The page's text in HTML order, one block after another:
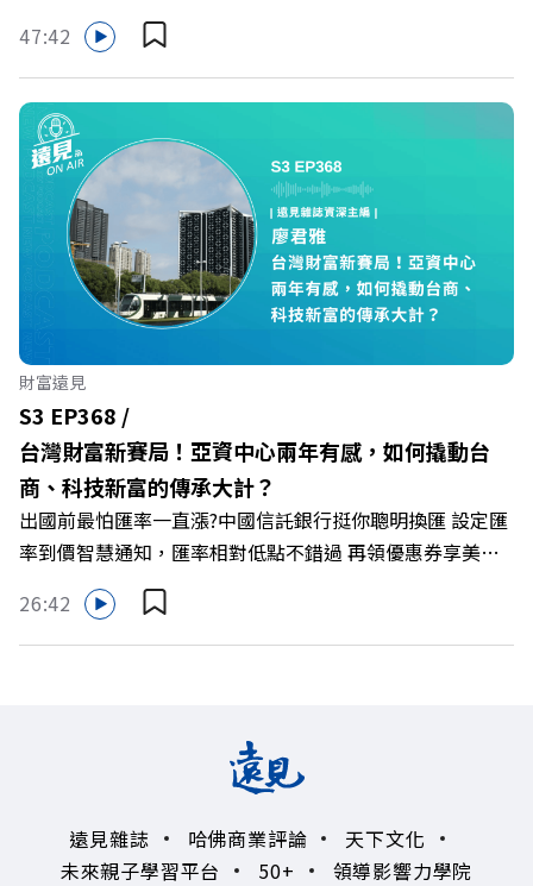
最高減3分等優惠 立即設定： https://fstry.pse.is/9d7lr7
投資外幣如幣別轉換可能產生匯兌損失，應評估涉及自身情
況審慎投資。 完整注意事項詳見網站資訊。 —— 以上為
Firstory Podcast 廣告 —— 在永續減碳、綠色消費與友善
職場的變革浪潮下，傳統大流量、高耗能的百貨零售業該如
何轉型突圍？ 本集《遠見ON AIR》邀請到遠東SOGO百貨
董事長黃晴雯，帶你解析遠東SOGO如何透過戰略布局，打
造出兼顧企業獲利與社會共好的綠色零售新契機！ 🔺如何
從單純百貨專櫃轉型為有溫度的利他平台？ 🔺最難節能的
零售業如何落實「EP100」能效倍增計畫？ 🔺成功推動育
嬰留停、男同仁樂意成家！驚豔業界的「生育代理人制度」
🔺最有人情味的文化橋梁！從社會創新到經典「日本展」的
共好實踐 主持人／遠見雜誌副社長兼遠見智庫總編輯 李建
興 與談人／遠東SOGO百貨董事長 黃晴雯 +++++ 🫧清除腦
袋的盲點，也順手理清生活的雜亂。 點開看質感養成術>>
https://gvmkt.pse.is/9al3px ✨關注《遠見》更多的社群：
LINE：https://reurl.cc/A4ELQp IG：
https://bit.ly/3AjBWNV YT：https://bit.ly/38jNi9k
Powered by Firstory Hosting
47:42
財富遠見
S3 EP368 /
台灣財富新賽局！亞資中心兩年有感，如何撬動台
商、科技新富的傳承大計？
出國前最怕匯率一直漲?中國信託銀行挺你聰明換匯 設定匯
率到價智慧通知，匯率相對低點不錯過 再領優惠券享美金
最高減3分等優惠 立即設定： https://fstry.pse.is/9d7lr7
投資外幣如幣別轉換可能產生匯兌損失，應評估涉及自身情
況審慎投資。 完整注意事項詳見網站資訊。 —— 以上為
在政府力推「亞洲資產管理中心」政策、高雄專區成立滿週
年的關鍵時刻，台灣的投信、信託與財富管理業務，正迎來
到遠見資深主編廖君雅，帶你解析這場台灣史上最大規模的
財富版圖重組。 🔺資產管理大躍進！台灣憑什麼挑戰亞太
26:42
遠見雜誌 哈佛商業評論
天下文化
未來親子學習平台
50+ 領導影響力學院